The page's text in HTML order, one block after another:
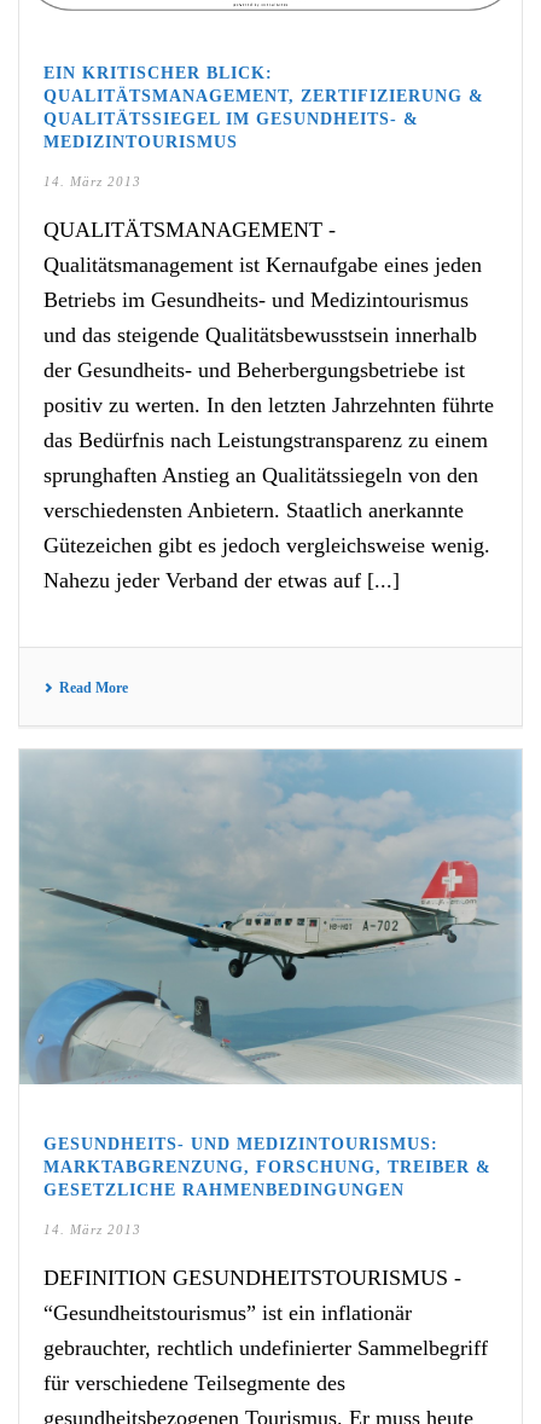
EIN KRITISCHER BLICK:
QUALITÄTSMANAGEMENT, ZERTIFIZIERUNG &
QUALITÄTSSIEGEL IM GESUNDHEITS- &
MEDIZINTOURISMUS
14. März 2013
QUALITÄTSMANAGEMENT -
Qualitätsmanagement ist Kernaufgabe eines jeden
Betriebs im Gesundheits- und Medizintourismus
und das steigende Qualitätsbewusstsein innerhalb
der Gesundheits- und Beherbergungsbetriebe ist
positiv zu werten. In den letzten Jahrzehnten führte
das Bedürfnis nach Leistungstransparenz zu einem
sprunghaften Anstieg an Qualitätssiegeln von den
verschiedensten Anbietern. Staatlich anerkannte
Gütezeichen gibt es jedoch vergleichsweise wenig.
Nahezu jeder Verband der etwas auf [...]
Read More
GESUNDHEITS- UND MEDIZINTOURISMUS:
MARKTABGRENZUNG, FORSCHUNG, TREIBER &
GESETZLICHE RAHMENBEDINGUNGEN
14. März 2013
DEFINITION GESUNDHEITSTOURISMUS -
“Gesundheitstourismus” ist ein inflationär
gebrauchter, rechtlich undefinierter Sammelbegriff
für verschiedene Teilsegmente des
gesundheitsbezogenen Tourismus. Er muss heute